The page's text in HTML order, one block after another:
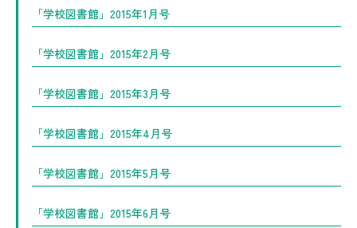
「学校図書館」2015年1月号
「学校図書館」2015年2月号
「学校図書館」2015年3月号
「学校図書館」2015年4月号
「学校図書館」2015年5月号
「学校図書館」2015年6月号